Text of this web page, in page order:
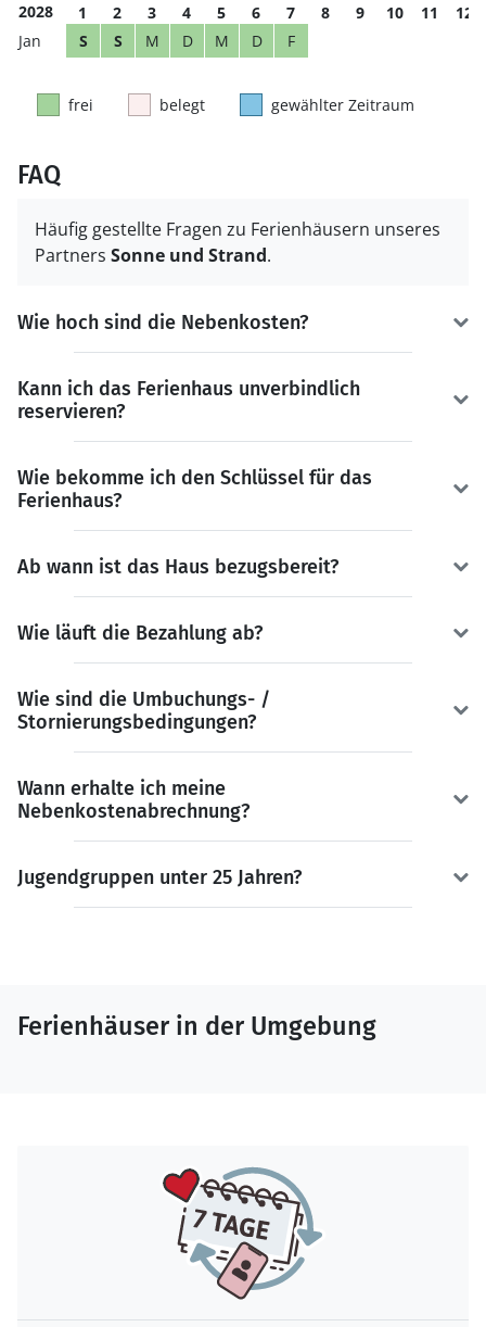
2028 1 2 3 4 5 6 7 8 9 10 11
12
S
S M D M D F
frei belegt gewählter Zeitraum
FAQ
Häufig gestellte Fragen zu Ferienhäusern unseres
Partners Sonne und Strand.
Wie hoch sind die Nebenkosten?
Kann ich das Ferienhaus unverbindlich
reservieren?
Wie bekomme ich den Schlüssel für das
Ferienhaus?
Ab wann ist das Haus bezugsbereit?
Wie läuft die Bezahlung ab?
Wie sind die Umbuchungs- /
Stornierungsbedingungen?
Wann erhalte ich meine
Nebenkostenabrechnung?
Jugendgruppen unter 25 Jahren?
Ferienhäuser in der Umgebung